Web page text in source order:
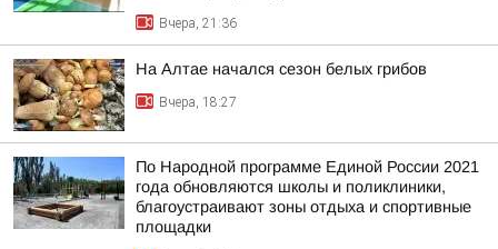
Вчера, 21:36
На Алтае начался сезон белых грибов
Вчера, 18:27
По Народной программе Единой России 2021
года обновляются школы и поликлиники,
благоустраивают зоны отдыха и спортивные
площадки